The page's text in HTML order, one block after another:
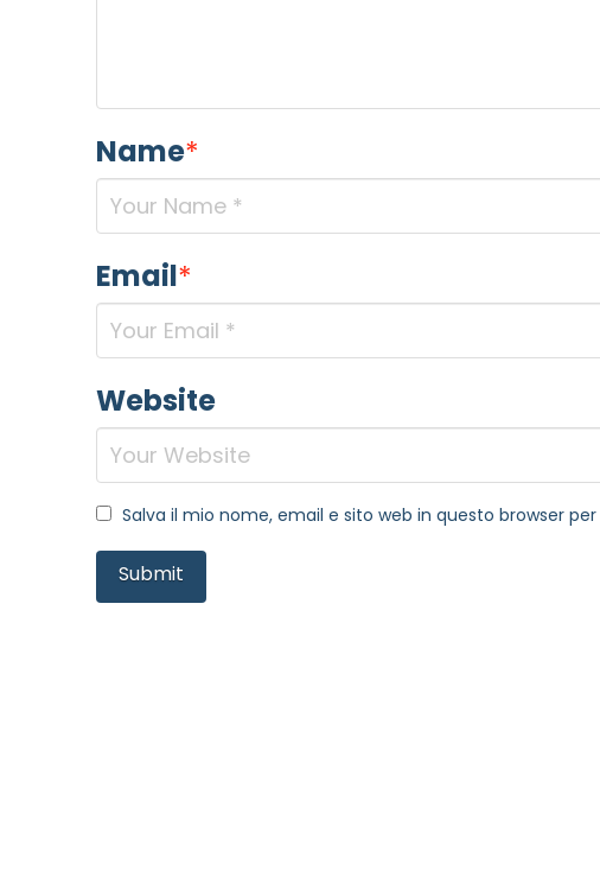
Name*
Email*
Website
Salva il mio nome, email e sito web in questo browser